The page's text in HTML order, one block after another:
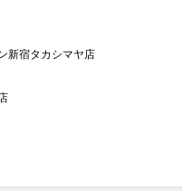
新宿タカシマヤ店